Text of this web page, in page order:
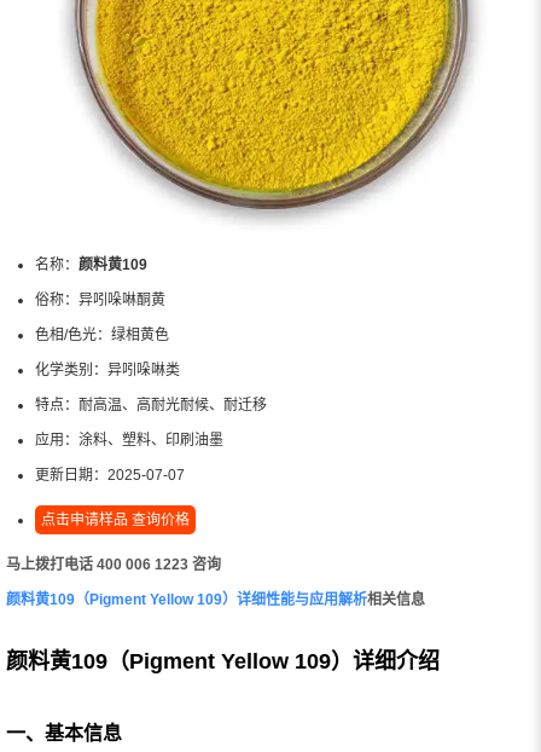
名称： 颜料黄109
俗称： 异吲哚啉酮黄
色相/色光： 绿相黄色
化学类别： 异吲哚啉类
特点： 耐高温、高耐光耐候、耐迁移
应用： 涂料、塑料、印刷油墨
更新日期： 2025-07-07
点击申请样品 查询价格
马上拨打电话 400 006 1223 咨询
颜料黄109（Pigment Yellow 109）详细性能与应用解析相关信息
颜料黄109（Pigment Yellow 109）详细介绍
一、基本信息